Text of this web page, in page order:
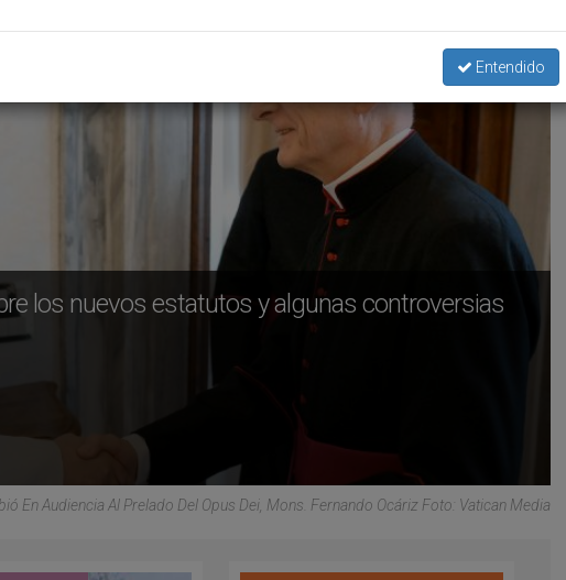
los nuevos estatutos y algunas controversias
En Audiencia Al Prelado Del Opus Dei, Mons. Fernando Ocáriz Foto: Vatican Media
Entendido